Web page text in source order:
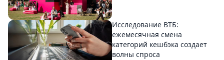
Исследование ВТБ:
ежемесячная смена
категорий кешбэка создает
волны спроса